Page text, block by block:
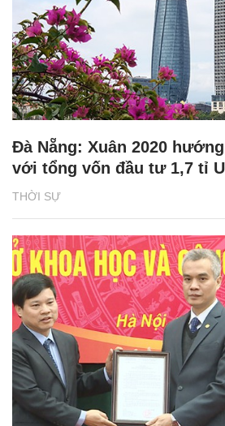
THỜI SỰ
Đà Nẵng: Xuân 2020
với tổng vốn đầu tư 1,7 tỉ